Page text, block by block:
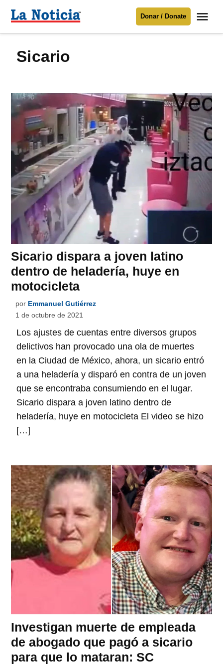
Para mantenerte informado necesitamos
contenido
Noticia
Donar / Donate
sicario
Sicario dispara a joven latino
dentro de heladería, huye en
motocicleta
por Emmanuel Gutiérrez
1 de octubre de 2021
Los ajustes de cuentas entre diversos grupos
delictivos han provocado una ola de muertes
en la Ciudad de México, ahora, un sicario entró
a una heladería y disparó en contra de un joven
que se encontraba consumiendo en el lugar.
Sicario dispara a joven latino dentro de
heladería, huye en motocicleta El video se hizo
[…]
Investigan muerte de empleada
de abogado que pagó a sicario
para que lo mataran: SC